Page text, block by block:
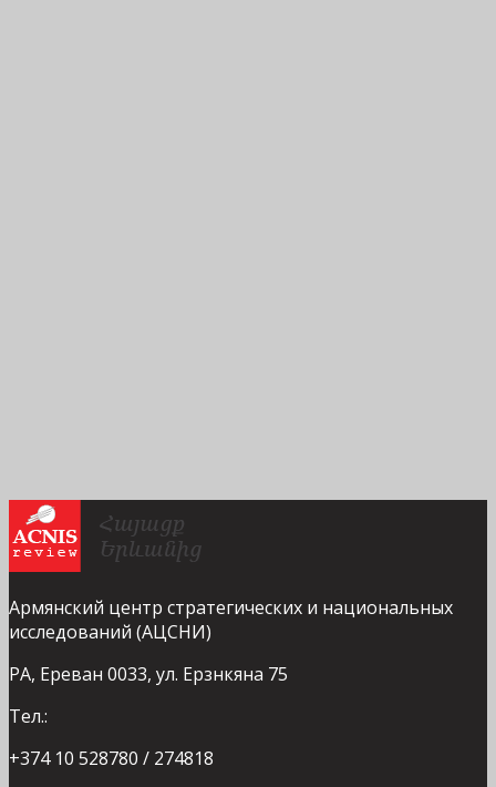
Армянский центр стратегических и национальных
исследований (АЦСНИ)
РА, Ереван 0033, ул. Ерзнкяна 75
Тел.:
+374 10 528780 / 274818